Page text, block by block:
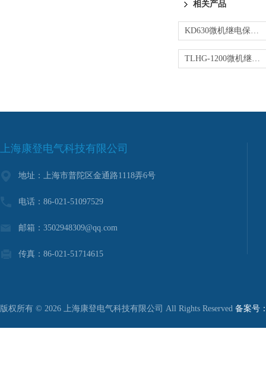
相关产品
KD630微机继电保护测试仪
TLHG-1200微机继电保护测试仪
上海康登电气科技有限公司
地址：上海市普陀区金通路1118弄6号
电话：86-021-51097529
邮箱：3502948309@qq.com
传真：86-021-51714615
版权所有 © 2026 上海康登电气科技有限公司 All Rights Reserved 备案号